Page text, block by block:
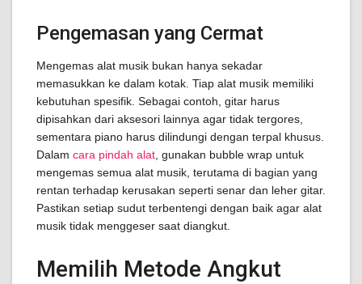
Pengemasan yang Cermat
Mengemas alat musik bukan hanya sekadar
memasukkan ke dalam kotak. Tiap alat musik memiliki
kebutuhan spesifik. Sebagai contoh, gitar harus
dipisahkan dari aksesori lainnya agar tidak tergores,
sementara piano harus dilindungi dengan terpal khusus.
Dalam cara pindah alat , gunakan bubble wrap untuk
mengemas semua alat musik, terutama di bagian yang
rentan terhadap kerusakan seperti senar dan leher gitar.
Pastikan setiap sudut terbentengi dengan baik agar alat
musik tidak menggeser saat diangkut.
Memilih Metode Angkut